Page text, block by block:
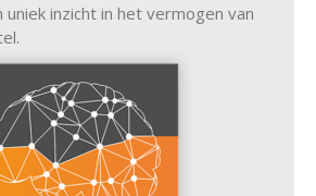
inzicht in het vermogen van